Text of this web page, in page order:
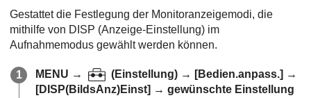
Gestattet die Festlegung der Monitoranzeigemodi, die
mithilfe von DISP (Anzeige-Einstellung) im
Aufnahmemodus gewählt werden können.
MENU → (Einstellung) → [Bedien.anpass.] →
[DISP(BildsAnz)Einst] → gewünschte Einstellung